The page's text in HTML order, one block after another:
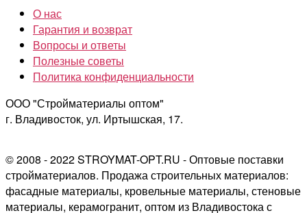
О нас
Гарантия и возврат
Вопросы и ответы
Полезные советы
Политика конфиденциальности
ООО "Стройматериалы оптом"
г. Владивосток, ул. Иртышская, 17.
© 2008 - 2022 STROYMAT-OPT.RU - Оптовые поставки
стройматериалов. Продажа строительных материалов:
фасадные материалы, кровельные материалы, стеновые
материалы, керамогранит, оптом из Владивостока с